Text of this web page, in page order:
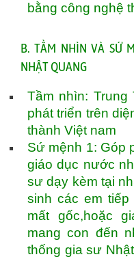
bằng công nghệ
B. TẦM NHÌN VÀ SỨ
NHẬT QUANG
Tầm nhìn: Trung
phát triển trên
thành Việt nam
Sứ mệnh 1: Góp
giáo dục nước
sư dạy kèm tại
sinh các em
mất gốc,hoặc
mang con đến
thống gia sư